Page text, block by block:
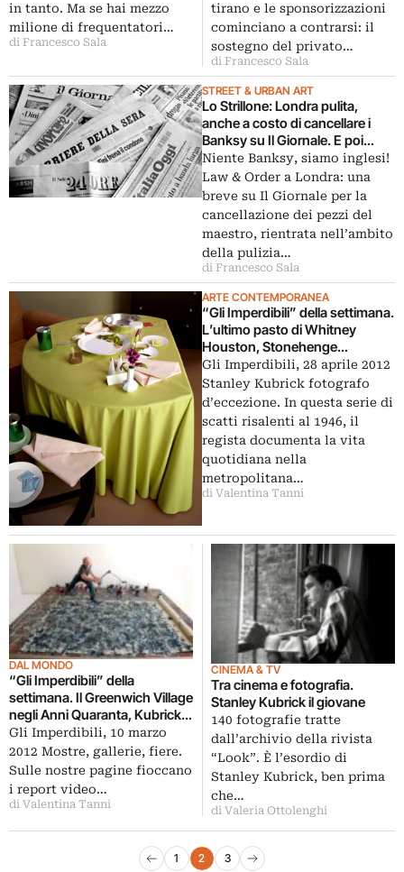
Gaiman. E poi Pandur porta
Michelangelo a teatro,
Colosseo sotto restauro da
dell’artista a Napoli…
in tanto. Ma se hai mezzo
milione di frequentatori…
di Francesco Sala
vicenda. E poi Kubrick
fotografo a Genova, le chiese
del futuro in mostra al Maxxi, il
giornalismo della cultura a
Urbino …
tirano e le sponsorizzazioni
cominciano a contrarsi: il
sostegno del privato…
di Francesco Sala
STREET & URBAN ART
Lo Strillone: Londra pulita,
anche a costo di cancellare i
Banksy su Il Giornale. E poi
restauro del Colosseo, Richter –
Kubrick, Jordi Bernadò ad
Acireale…
Niente Banksy, siamo inglesi!
Law & Order a Londra: una
breve su Il Giornale per la
cancellazione dei pezzi del
maestro, rientrata nell’ambito
della pulizia…
di Francesco Sala
ARTE CONTEMPORANEA
“Gli Imperdibili” della settimana.
L’ultimo pasto di Whitney
Houston, Stonehenge
gonfiabile e il respiro dei pittori.
E New York come non l’avete
mai vista…
Gli Imperdibili, 28 aprile 2012
Stanley Kubrick fotografo
d’eccezione. In questa serie di
scatti risalenti al 1946, il
regista documenta la vita
quotidiana nella
metropolitana…
di Valentina Tanni
DAL MONDO
“Gli Imperdibili” della
settimana. Il Greenwich Village
negli Anni Quaranta, Kubrick
sotto la neve e gli uccellini
spaziali
Gli Imperdibili, 10 marzo
2012 Mostre, gallerie, fiere.
Sulle nostre pagine fioccano
i report video…
di Valentina Tanni
CINEMA & TV
Tra cinema e fotografia.
Stanley Kubrick il giovane
140 fotografie tratte
dall’archivio della rivista
“Look”. È l’esordio di
Stanley Kubrick, ben prima
che…
di Valeria Ottolenghi
Paginazione degli articoli
Pagina precedente
1 2 3
Pagina successiva